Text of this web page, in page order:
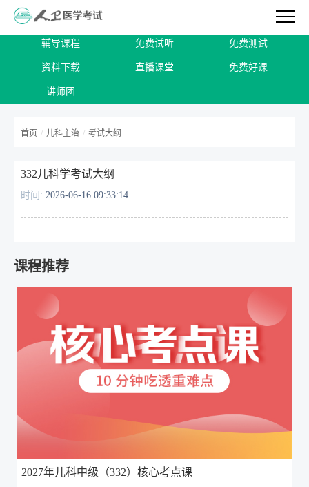
辅导课程 免费试听 免费测试
资料下载 直播课堂 免费好课
讲师团
首页 / 儿科主治 / 考试大纲
332儿科学考试大纲
时间: 2026-06-16 09:33:14
课程推荐
2027年儿科中级（332）核心考点课